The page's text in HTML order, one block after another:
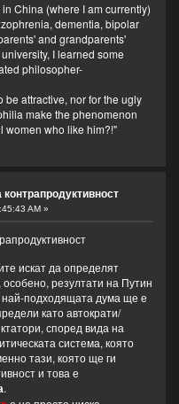
China (where I am currently)
dementia, bipolar
and grandparents'
I learned some
philosopher-
be attractive, nor for the ugly
make the phenomenon
women who like him?!"
AM »
искат да определят
резултати на Путин
най-подходящата дума ще е
като автократи/
според вида на
система, която
тази, която ще ги
и това е
.